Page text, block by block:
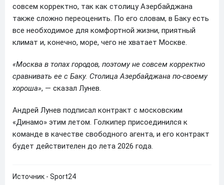
совсем корректно, так как столицу Азербайджана
также сложно переоценить. По его словам, в Баку есть
все необходимое для комфортной жизни, приятный
климат и, конечно, море, чего не хватает Москве.
«Москва в топах городов, поэтому не совсем корректно
сравнивать ее с Баку. Столица Азербайджана по-своему
хороша», — сказал Лунев.
Андрей Лунев подписал контракт с московским
«Динамо» этим летом. Голкипер присоединился к
команде в качестве свободного агента, и его контракт
будет действителен до лета 2026 года.
Источник - Sport24